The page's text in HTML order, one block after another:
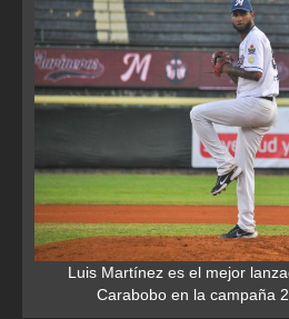
Luis Martínez es el mejor
Carabobo en la campaña